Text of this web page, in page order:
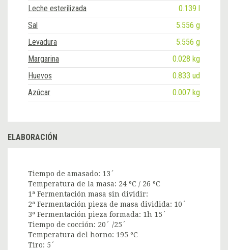
Leche esterilizada
0.139 l
Sal
5.556 g
Levadura
5.556 g
Margarina
0.028 kg
Huevos
0.833 ud
Azúcar
0.007 kg
ELABORACIÓN
Tiempo de amasado: 13´
Temperatura de la masa: 24 ºC / 26 ºC
1ª Fermentación masa sin dividir:
2ª Fermentación pieza de masa dividida: 10´
3ª Fermentación pieza formada: 1h 15´
Tiempo de cocción: 20´ /25´
Temperatura del horno: 195 ºC
Tiro: 5´